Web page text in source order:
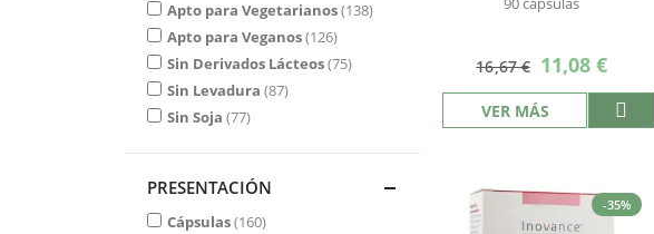
Apto para Vegetarianos 138
Apto para Veganos 126
Sin Derivados Lácteos 75
Sin Levadura 87
Sin Soja 77
PRESENTACIÓN
Cápsulas 160
16,67 € Precio
especial
11,08 €
VER MÁS
-35%